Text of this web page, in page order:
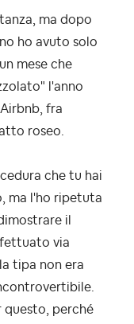
ma dopo
ho avuto solo
mese che
l'anno
fra
roseo.
che tu hai
ma l'ho ripetuta
il
via
tipa non era
questo, perché